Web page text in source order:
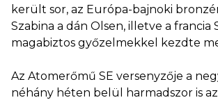
került sor, az Európa-bajnoki
Szabina a dán Olsen, illetve a francia
magabiztos győzelmekkel kezdte
Az Atomerőmű SE versenyzője a
néhány héten belül harmadszor is